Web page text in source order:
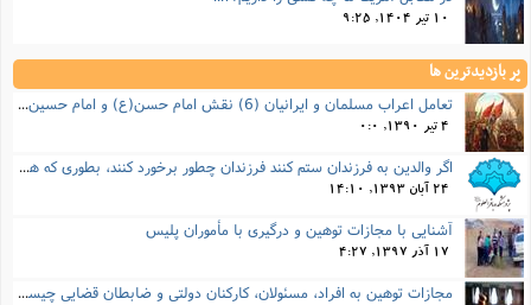
10 تیر 1404, 9:25
پر بازدیدترین ها
تعامل اعراب مسلمان و ایرانیان (6) نقش امام حسن(ع) و امام حسین(ع) در فتح ایران
4 تیر 1390, 0:0
اگر والدین به فرزندان ستم کنند فرزندان چطور برخورد کنند، بطوری که هم موجب ناراحتی آنها نشود و هم بتوانند آنها را امر به معروف و نهی از منکر کنند، و اگر نصیحت تأثیر نداشت چطور باید با آنها برخورد کرد؟
24 آبان 1393, 14:10
آشنایی با مجازات توهین و درگیری با مأموران پلیس
17 آذر 1397, 4:27
مجازات‌ توهین به افراد، مسئولان، کارکنان دولتی و ضابطان قضایی چیست؟